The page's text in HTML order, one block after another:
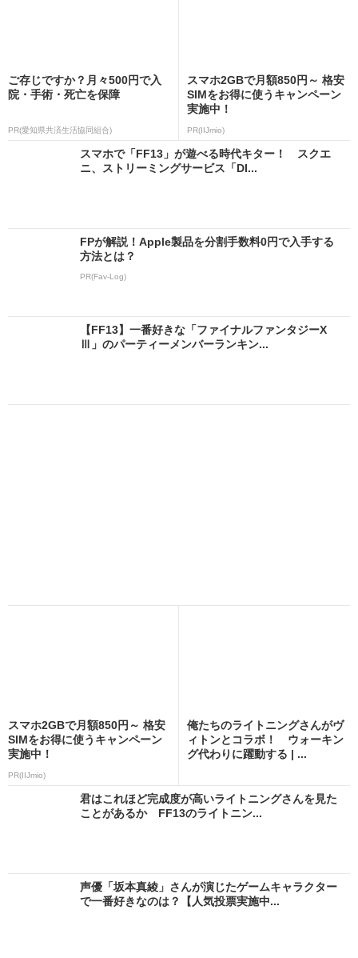
ご存じですか？月々500円で入
院・手術・死亡を保障
PR(愛知県共済生活協同組合)
スマホ2GBで月額850円～ 格安
SIMをお得に使うキャンペーン
実施中！
PR(IIJmio)
スマホで「FF13」が遊べる時代キター！ スクエ
ニ、ストリーミングサービス「DI...
FPが解説！Apple製品を分割手数料0円で入手する
方法とは？
PR(Fav-Log)
【FF13】一番好きな「ファイナルファンタジーX
Ⅲ」のパーティーメンバーランキン...
スマホ2GBで月額850円～ 格安
SIMをお得に使うキャンペーン
実施中！
PR(IIJmio)
俺たちのライトニングさんがヴ
ィトンとコラボ！ ウォーキン
グ代わりに躍動する | ...
君はこれほど完成度が高いライトニングさんを見た
ことがあるか FF13のライトニン...
声優「坂本真綾」さんが演じたゲームキャラクター
で一番好きなのは？【人気投票実施中...